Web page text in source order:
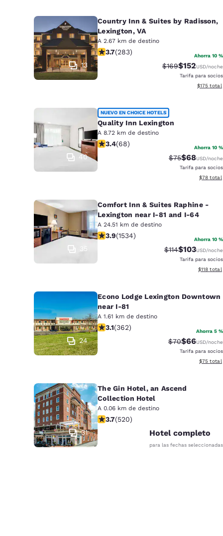
English
Australia
English
13
Country Inn & Suites by Radisson,
Lexington, VA
A 2.67 km de destino
calificación de 3.68 estrellas. Bueno.
3.7(283) Ahorra 10 %
Precio tachado:
$169Precio con
$152USD/noche
Tarifa para socios
Ver
$175 total
40
NUEVO EN CHOICE HOTELS
Quality Inn Lexington
A 8.72 km de destino
calificación de 3.38 estrellas. Bueno.
3.4(68) Ahorra 10 %
Precio tachado:
$75Precio con
$68USD/noche
Tarifa para socios
Ver
$78 total
35
Comfort Inn & Suites Raphine -
Lexington near I-81 and I-64
A 24.51 km de destino
calificación de 3.93 estrellas. Bueno.
3.9(1534) Ahorra 10 %
Precio tachado:
$114Precio con
$103USD/noche
Tarifa para socios
Ver
$118 total
24
Econo Lodge Lexington Downtown
near I-81
A 1.61 km de destino
calificación de 3.06 estrellas. Feria.
3.1(362) Ahorra 5 %
Precio tachado:
$70Precio con
$66USD/noche
Tarifa para socios
Ver
$75 total
31
The Gin Hotel, an Ascend
Collection Hotel
A 0.06 km de destino
calificación de 3.74 estrellas. Bueno.
3.7(520)
Hotel completo
para las fechas seleccionadas